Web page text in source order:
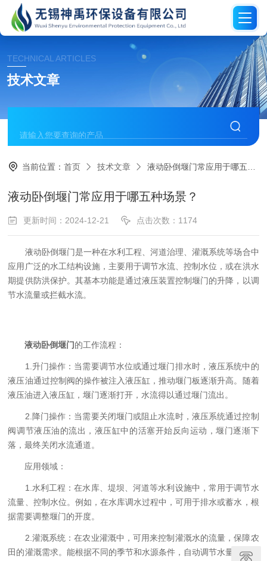
TECHNICAL ARTICLES
技术文章
当前位置：首页 技术文章 液动卧倒堰门常应用于哪五种场景？
液动卧倒堰门常应用于哪五种场景？
更新时间：2024-12-21 点击次数：1174
液动卧倒堰门是一种在水利工程、河道治理、灌溉系统等场合中
应用广泛的水工结构设施，主要用于调节水流、控制水位，或在洪水
期提供防洪保护。其基本功能是通过液压装置控制堰门的升降，以调
节水流量或拦截水流。
液动卧倒堰门的工作流程：
1.升门操作：当需要调节水位或通过堰门排水时，液压系统中的
液压油通过控制阀的操作被注入液压缸，推动堰门板逐渐升高。随着
液压油进入液压缸，堰门逐渐打开，水流得以通过堰门流出。
2.降门操作：当需要关闭堰门或阻止水流时，液压系统通过控制
阀调节液压油的流出，液压缸中的活塞开始反向运动，堰门逐渐下
落，最终关闭水流通道。
应用领域：
1.水利工程：在水库、堤坝、河道等水利设施中，常用于调节水
流量、控制水位。例如，在水库调水过程中，可用于排水或蓄水，根
据需要调整堰门的开度。
2.灌溉系统：在农业灌溉中，可用来控制灌溉水的流量，保障农
田的灌溉需求。能根据不同的季节和水源条件，自动调节水量，实现